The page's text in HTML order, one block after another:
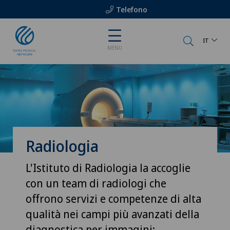
Telefono
MENU
IT
Radiologia
L'Istituto di Radiologia la accoglie
con un team di radiologi che
offrono servizi e competenze di alta
qualità nei campi più avanzati della